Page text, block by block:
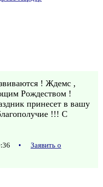
! Ждемс ,
Рождеством !
принесет в вашу
!!! С
•
Заявить о